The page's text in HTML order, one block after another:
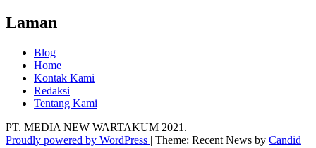
Laman
Blog
Home
Kontak Kami
Redaksi
Tentang Kami
PT. MEDIA NEW WARTAKUM 2021.
Proudly powered by WordPress | Theme: Recent News by Candid